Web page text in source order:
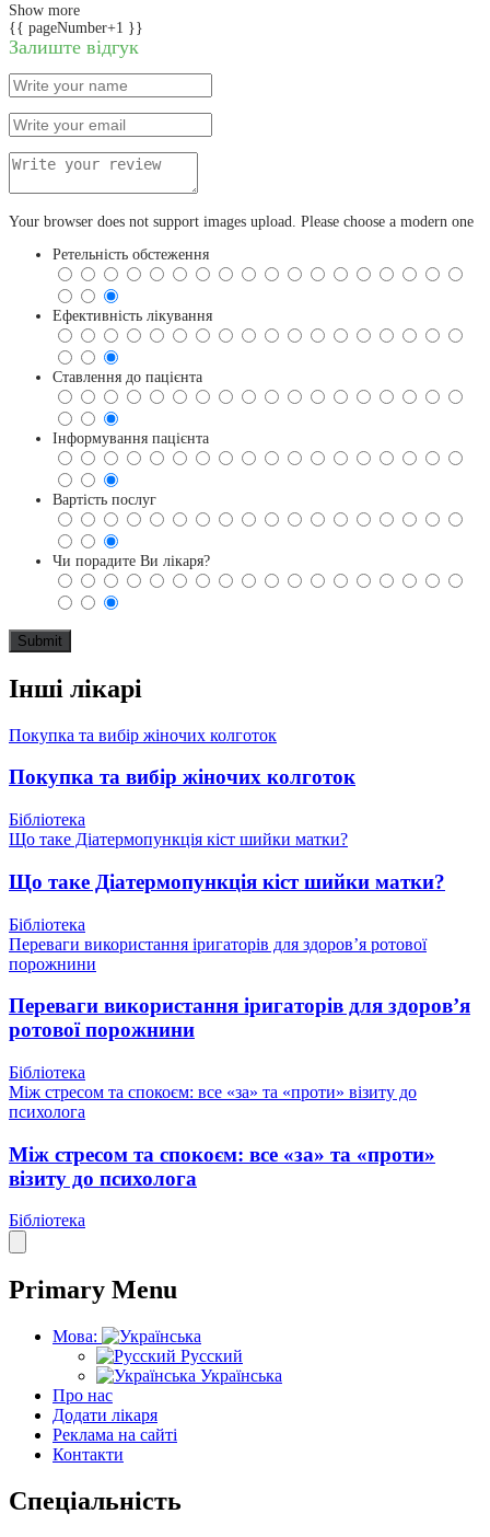
Show more
{{ pageNumber+1 }}
Залиште відгук
Your browser does not support images upload. Please choose a modern one
Ретельність обстеження
Ефективність лікування
Ставлення до пацієнта
Інформування пацієнта
Вартість послуг
Чи порадите Ви лікаря?
Інші лікарі
Покупка та вибір жіночих колготок
Покупка та вибір жіночих колготок
Бібліотека
Що таке Діатермопункція кіст шийки матки?
Що таке Діатермопункція кіст шийки матки?
Бібліотека
Переваги використання іригаторів для здоров’я ротової
порожнини
Переваги використання іригаторів для здоров’я
ротової порожнини
Бібліотека
Між стресом та спокоєм: все «за» та «проти» візиту до
психолога
Між стресом та спокоєм: все «за» та «проти»
візиту до психолога
Бібліотека
Primary Menu
Мова:
Русский
Українська
Про нас
Додати лікаря
Реклама на сайті
Контакти
Спеціальність